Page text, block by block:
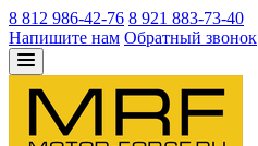
8 812 986-42-76 8 921 883-73-40
Напишите нам Обратный звонок